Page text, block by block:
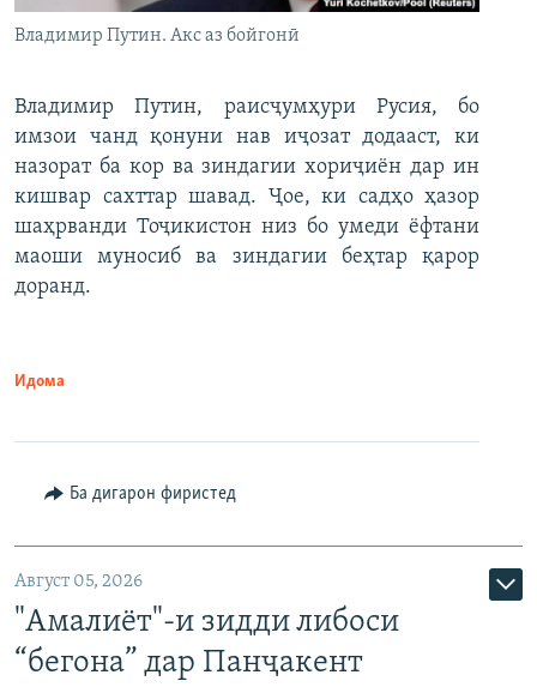
Владимир Путин. Акс аз бойгонӣ
Владимир Путин, раисҷумҳури Русия, бо
имзои чанд қонуни нав иҷозат додааст, ки
назорат ба кор ва зиндагии хориҷиён дар ин
кишвар сахттар шавад. Ҷое, ки садҳо ҳазор
шаҳрванди Тоҷикистон низ бо умеди ёфтани
маоши муносиб ва зиндагии беҳтар қарор
доранд.
Идома
Ба дигарон фиристед
Август 05, 2026
"Амалиёт"-и зидди либоси
“бегона” дар Панҷакент